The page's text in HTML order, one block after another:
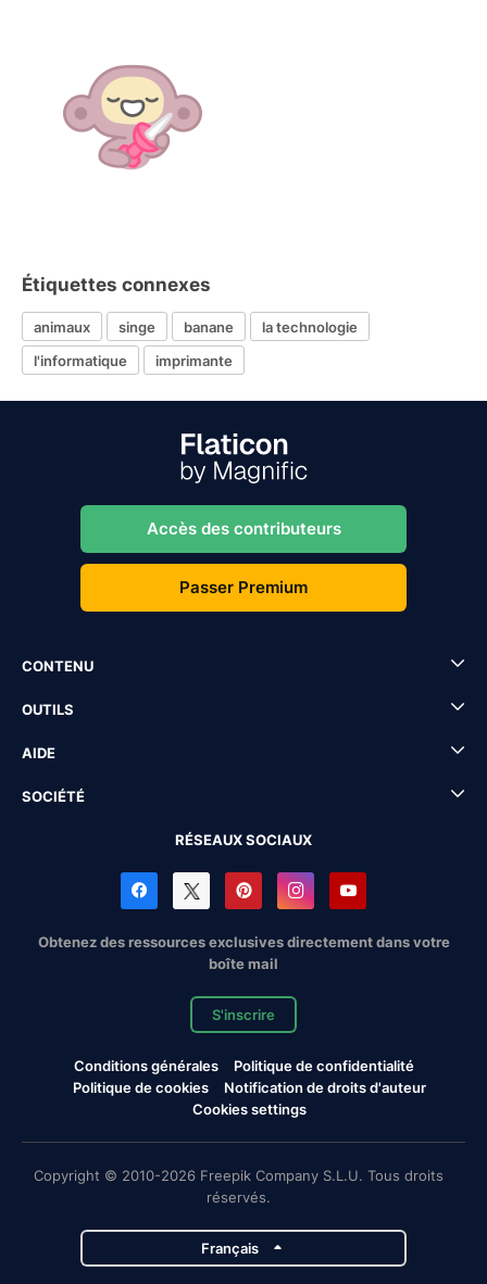
Étiquettes connexes
animaux singe banane
la technologie
l'informatique
imprimante
Accès des contributeurs
Passer Premium
CONTENU
OUTILS
AIDE
SOCIÉTÉ
RÉSEAUX SOCIAUX
Obtenez des ressources exclusives directement dans votre
boîte mail
S'inscrire
Conditions générales
Politique de confidentialité
Politique de cookies
Notification de droits d'auteur
Cookies settings
Copyright © 2010-2026 Freepik Company S.L.U. Tous droits
réservés.
Français